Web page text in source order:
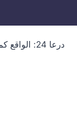
درعا 24: الواقع كما هو